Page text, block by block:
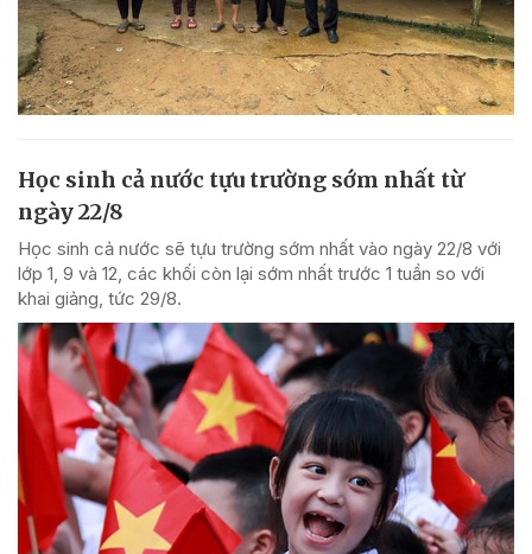
Học sinh cả nước tựu trường sớm nhất từ
ngày 22/8
Học sinh cả nước sẽ tựu trường sớm nhất vào ngày 22/8 với
lớp 1, 9 và 12, các khối còn lại sớm nhất trước 1 tuần so với
khai giảng, tức 29/8.